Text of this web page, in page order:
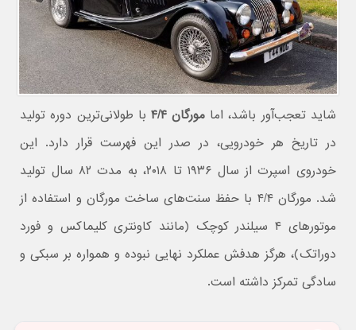
شاید تعجب‌آور باشد، اما مورگان ۴/۴
با طولانی‌ترین دوره تولید
در تاریخ هر خودرویی، در صدر این فهرست قرار دارد. این
خودروی اسپرت از سال ۱۹۳۶ تا ۲۰۱۸، به مدت ۸۲ سال تولید
شد. مورگان ۴/۴ با حفظ سنت‌های ساخت مورگان و استفاده از
موتورهای ۴ سیلندر کوچک (مانند کاونتری کلیماکس و فورد
دوراتک)، هرگز هدفش عملکرد نهایی نبوده و همواره بر سبکی و
سادگی تمرکز داشته است.